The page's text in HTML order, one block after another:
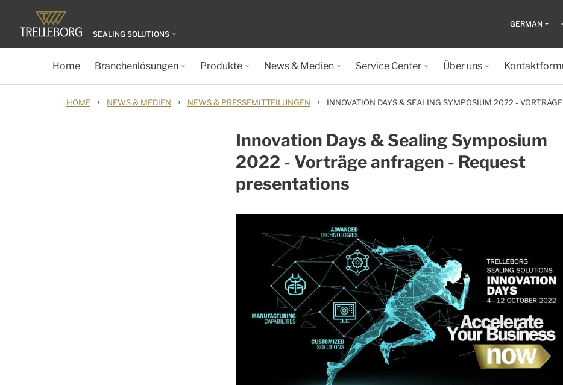
SEALING SOLUTIONS
GERMAN
Home Branchenlösungen Produkte News & Medien Service Center Über uns
HOME › NEWS & MEDIEN › NEWS & PRESSEMITTEILUNGEN › INNOVATION DAYS & SEALING SYMPOSIUM 2022 -
Innovation Days & Sealing Symposium
2022 - Vorträge anfragen - Request
presentations